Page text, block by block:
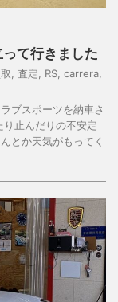
て行きました
査定 RS carrera
ブスポーツを納車さ
止んだりの不安定
とか天気がもってく